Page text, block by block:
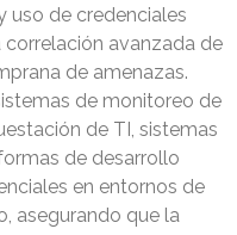
uso de credenciales
avanzada de
de amenazas.
de monitoreo de
de TI, sistemas
de desarrollo
en entornos de
asegurando que la